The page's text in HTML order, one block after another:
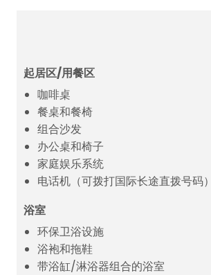
起居区/用餐区
咖啡桌
餐桌和餐椅
组合沙发
办公桌和椅子
家庭娱乐系统
电话机（可拨打国际长途直拨号码
浴室
环保卫浴设施
浴袍和拖鞋
带浴缸/淋浴器组合的浴室